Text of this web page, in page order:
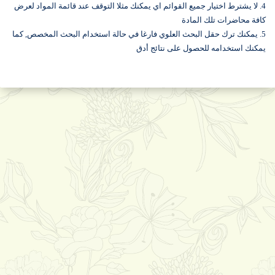
4. لا يشترط اختيار جميع القوائم اي يمكنك مثلا التوقف عند قائمة المواد لعرض
كافة محاضرات تلك المادة
5. يمكنك ترك حقل البحث العلوي فارغا في حالة استخدام البحث المخصص, كما
يمكنك استخدامه للحصول على نتائج أدق